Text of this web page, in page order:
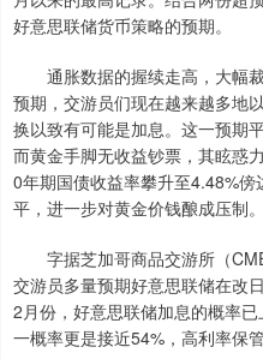
好意思联储货币策略的预期。
通胀数据的握续走高，大幅裁
预期，交游员们现在越来越多地
换以致有可能是加息。这一预期
而黄金手脚无收益钞票，其眩惑
0年期国债收益率攀升至4.48%
平，进一步对黄金价钱酿成压制。
字据芝加哥商品交游所（
交游员多量预期好意思联储在改
2月份，好意思联储加息的概率
一概率更是接近54%，高利率保